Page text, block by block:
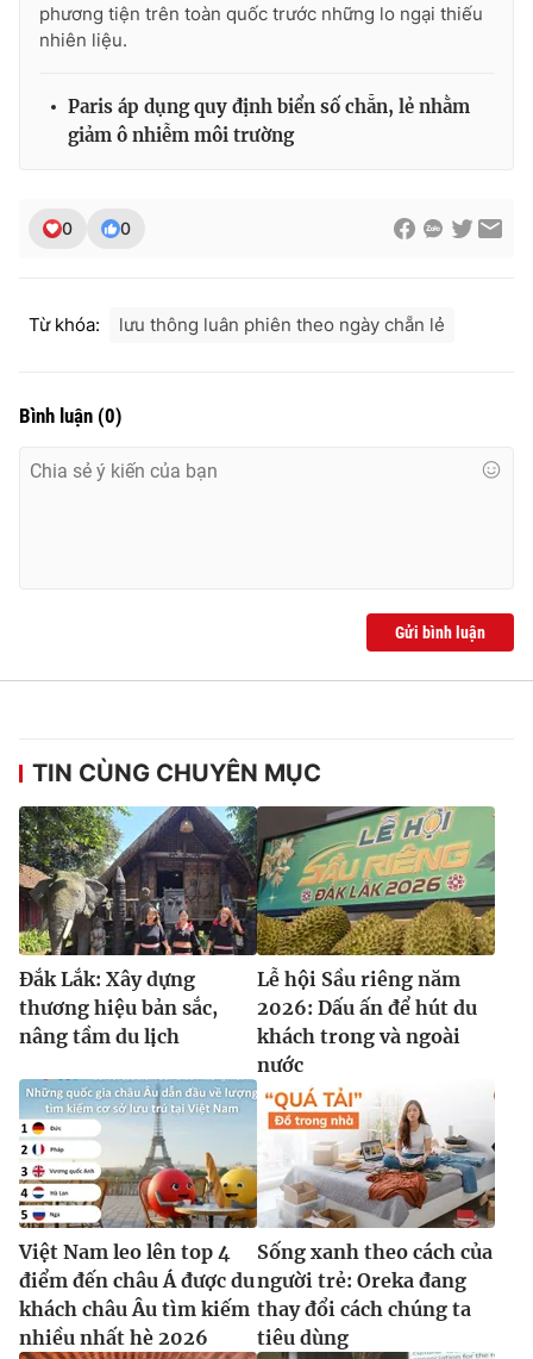
THỜI BÁO VTV
Theo dõi báo trên
Cơ quan báo chí:Thời báo VTV
Tổng Biên tập:
Nguyễn Trọng Ninh
® Cấm sao chép dưới mọi hình thức nếu không có sự chấp
thuận bằng văn bản. Ghi rõ nguồn VTV.vn khi phát hành lại
thông tin từ website này.
phương tiện trên toàn quốc trước những lo ngại thiếu
nhiên liệu.
Paris áp dụng quy định biển số chẵn, lẻ nhằm
giảm ô nhiễm môi trường
0 0
Từ khóa: lưu thông luân phiên theo ngày chẵn lẻ
Bình luận (0)
Gửi bình luận
TIN CÙNG CHUYÊN MỤC
Đắk Lắk: Xây dựng
thương hiệu bản sắc,
nâng tầm du lịch
Lễ hội Sầu riêng năm
2026: Dấu ấn để hút du
khách trong và ngoài
nước
Việt Nam leo lên top 4
điểm đến châu Á được du
khách châu Âu tìm kiếm
nhiều nhất hè 2026
Sống xanh theo cách của
người trẻ: Oreka đang
thay đổi cách chúng ta
tiêu dùng